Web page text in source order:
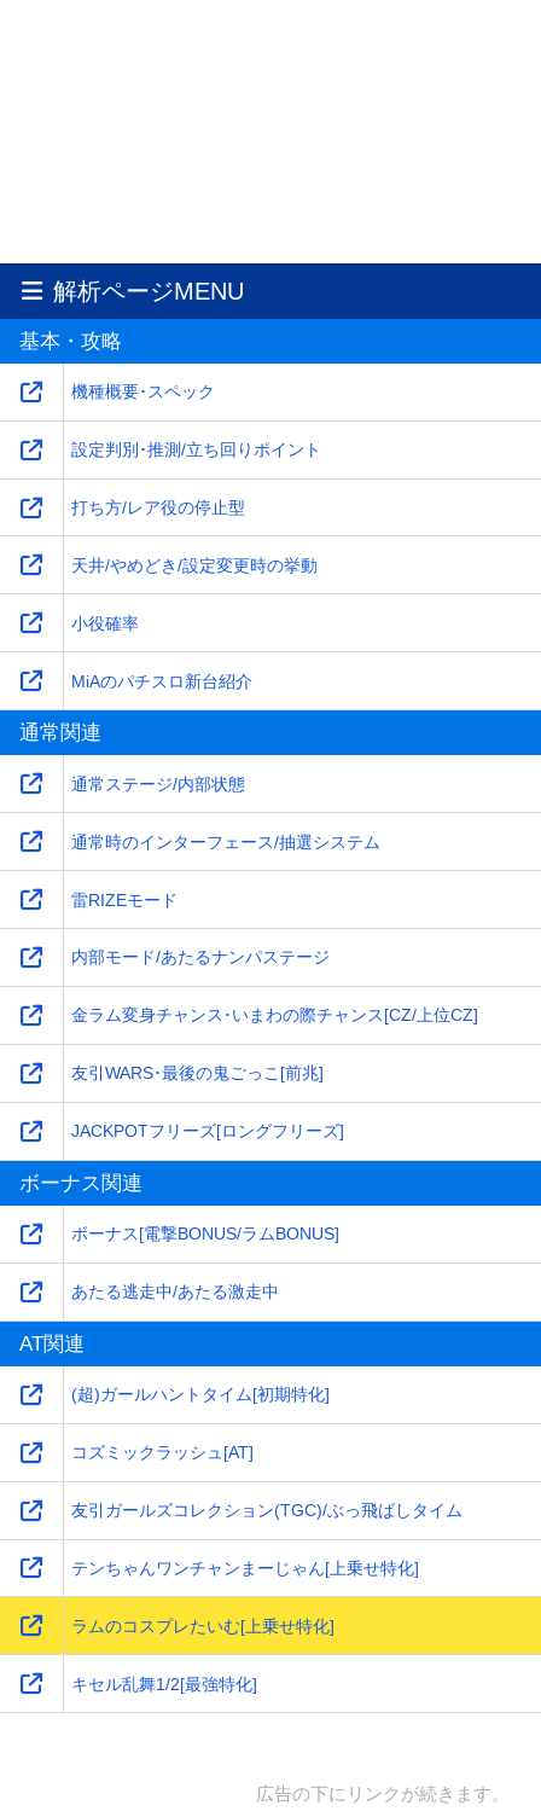
解析ページMENU
基本・攻略
機種概要･スペック
設定判別･推測/立ち回りポイント
打ち方/レア役の停止型
天井/やめどき/設定変更時の挙動
小役確率
MiAのパチスロ新台紹介
通常関連
通常ステージ/内部状態
通常時のインターフェース/抽選システム
雷RIZEモード
内部モード/あたるナンパステージ
金ラム変身チャンス･いまわの際チャンス[CZ/上位CZ]
友引WARS･最後の鬼ごっこ[前兆]
JACKPOTフリーズ[ロングフリーズ]
ボーナス関連
ボーナス[電撃BONUS/ラムBONUS]
あたる逃走中/あたる激走中
AT関連
(超)ガールハントタイム[初期特化]
コズミックラッシュ[AT]
友引ガールズコレクション(TGC)/ぶっ飛ばしタイム
テンちゃんワンチャンまーじゃん[上乗せ特化]
ラムのコスプレたいむ[上乗せ特化]
キセル乱舞1/2[最強特化]
広告の下にリンクが続きます。